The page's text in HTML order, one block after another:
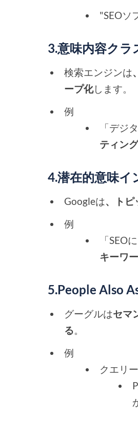
"SEOソ
3.意味内容クラ
検索エンジンは
ープ化します。
例
「デジ
ティン
4.潜在的意味イ
Googleは、トピ
例
「SEO
キーワ
5.People Also
グーグルはセマ
る。
例
クエリ